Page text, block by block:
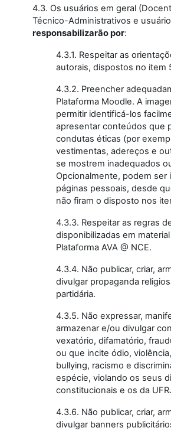
4.3. Os usuários em geral
Técnico-Administrativos e
responsabilizarão por:
4.3.1. Respeitar as
autorais, dispostos no item
4.3.2. Preencher
Plataforma Moodle. A
permitir identificá-los
apresentar conteúdos que
condutas éticas (por
vestimentas, adereços e
se mostrem inadequados
Opcionalmente, podem ser
páginas pessoais, desde
não firam o disposto nos
4.3.3. Respeitar as regras
disponibilizadas em
Plataforma AVA @ NCE.
4.3.4. Não publicar, criar,
divulgar propaganda
partidária.
4.3.5. Não expressar,
armazenar e/ou divulgar
vexatório, difamatório,
ou que incite ódio,
bullying, racismo e
espécie, violando os seus
constitucionais e os da
4.3.6. Não publicar, criar,
divulgar banners